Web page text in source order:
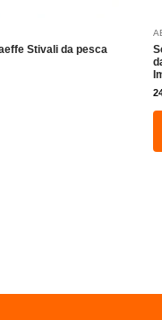
Stivali da pesca